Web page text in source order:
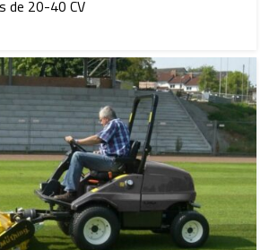
de 20-40 CV